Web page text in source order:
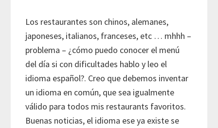
Los restaurantes son chinos, alemanes,
japoneses, italianos, franceses, etc … mhhh –
problema – ¿cómo puedo conocer el menú
del día si con dificultades hablo y leo el
idioma español?. Creo que debemos inventar
un idioma en común, que sea igualmente
válido para todos mis restaurants favoritos.
Buenas noticias, el idioma ese ya existe se